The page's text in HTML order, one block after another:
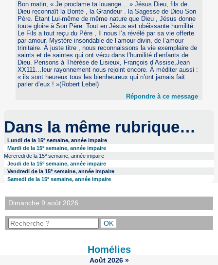
Bon matin, « Je proclame ta louange… » Jésus Dieu, fils de
Dieu reconnaît la Bonté , la Grandeur . la Sagesse de Dieu Son
Père. Étant Lui-même de même nature que Dieu , Jésus donne
toute gloire à Son Père. Tout en Jésus est obéissante humilité.
Le Fils a tout reçu du Père , Il nous l’a révélé par sa vie offerte
par amour. Mystère insondable de l’amour divin, de l’amour
trinitaire. À juste titre , nous reconnaissons la vie exemplaire de
saints et de saintes qui ont vécu dans l’humilité d’enfants de
Dieu. Pensons à Thérèse de Lisieux, François d’Assise,Jean
XX111…leur rayonnement nous rejoint encore. À méditer aussi :
« ils sont heureux tous les bienheureux qui n’ont jamais fait
parler d’eux ! »(Robert Lebel)
Répondre à ce message
Dans la même rubrique…
Lundi de la 15e semaine, année impaire
Mardi de la 15esemaine, année impaire
Mercredi de la 15esemaine, année impaire
Jeudi de la 15esemaine, année impaire
Vendredi de la 15e semaine, année impaire
Samedi de la 15esemaine, année impaire
Dimanche 9 août 2026
Homélies
Août 2026 »